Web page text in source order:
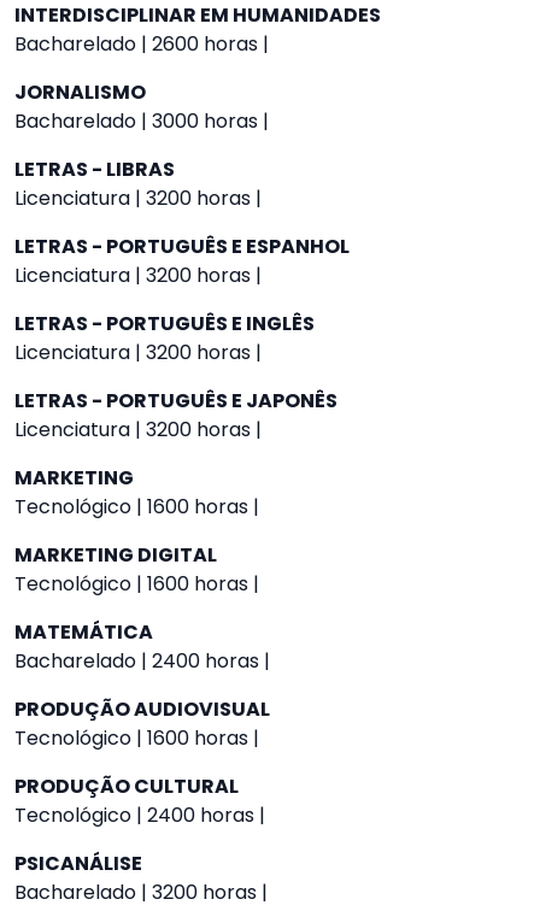
INTERDISCIPLINAR EM HUMANIDADES
Bacharelado | 2600 horas |
JORNALISMO
Bacharelado | 3000 horas |
LETRAS - LIBRAS
Licenciatura | 3200 horas |
LETRAS - PORTUGUÊS E ESPANHOL
Licenciatura | 3200 horas |
LETRAS - PORTUGUÊS E INGLÊS
Licenciatura | 3200 horas |
LETRAS - PORTUGUÊS E JAPONÊS
Licenciatura | 3200 horas |
MARKETING
Tecnológico | 1600 horas |
MARKETING DIGITAL
Tecnológico | 1600 horas |
MATEMÁTICA
Bacharelado | 2400 horas |
PRODUÇÃO AUDIOVISUAL
Tecnológico | 1600 horas |
PRODUÇÃO CULTURAL
Tecnológico | 2400 horas |
PSICANÁLISE
Bacharelado | 3200 horas |